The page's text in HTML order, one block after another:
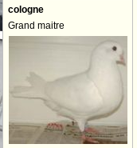
cologne
Grand maitre